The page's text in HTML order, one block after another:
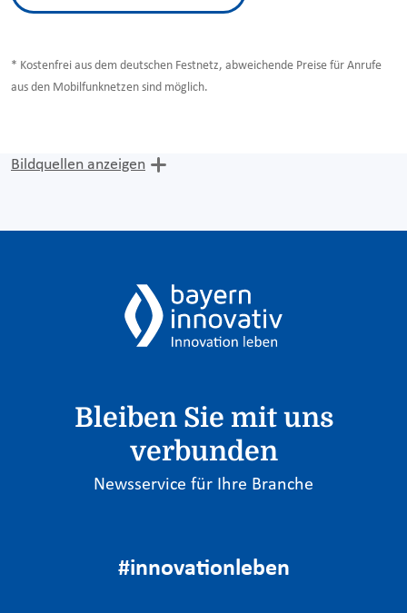
* Kostenfrei aus dem deutschen Festnetz, abweichende Preise für Anrufe
aus den Mobilfunknetzen sind möglich.
Bildquellen anzeigen
Bleiben Sie mit uns
verbunden
Newsservice für Ihre Branche
#innovationleben